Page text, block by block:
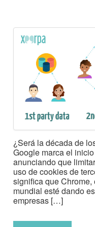
¿Será la década de
Google marca el
anunciando que
uso de cookies de
significa que
mundial esté dando
empresas […]